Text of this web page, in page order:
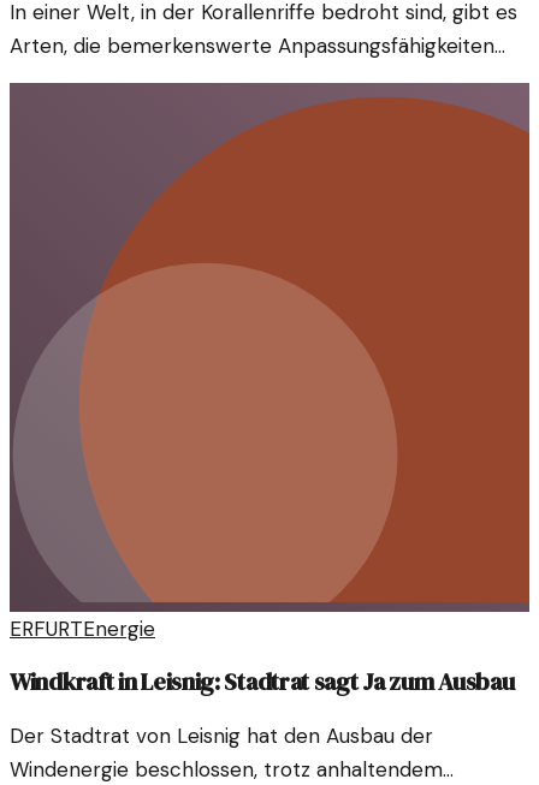
In einer Welt, in der Korallenriffe bedroht sind, gibt es
Arten, die bemerkenswerte Anpassungsfähigkeiten
zeigen. Diese Korallen überleben extremere
Bedingungen und bieten so Hoffnung für die Zukunft
ERFURTEnergie
Windkraft in Leisnig: Stadtrat sagt Ja zum Ausbau
Der Stadtrat von Leisnig hat den Ausbau der
Windenergie beschlossen, trotz anhaltendem